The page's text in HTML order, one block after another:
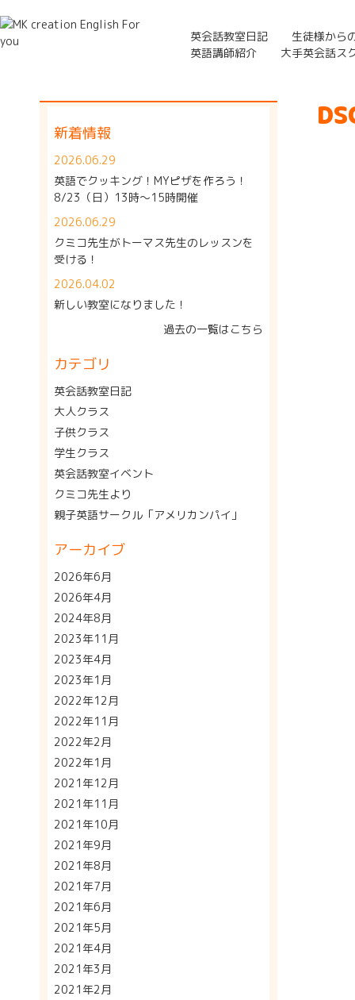
英会話教室日記
生徒様から
英語講師紹介
大手英会話ス
新着情報
2026.06.29
英語でクッキング！MYピザを作ろう！
8/23（日）13時～15時開催
2026.06.29
クミコ先生がトーマス先生のレッスンを
受ける！
2026.04.02
新しい教室になりました！
過去の一覧はこちら
カテゴリ
英会話教室日記
大人クラス
子供クラス
学生クラス
英会話教室イベント
クミコ先生より
親子英語サークル「アメリカンパイ」
アーカイブ
2026年6月
2026年4月
2024年8月
2023年11月
2023年4月
2023年1月
2022年12月
2022年11月
2022年2月
2022年1月
2021年12月
2021年11月
2021年10月
2021年9月
2021年8月
2021年7月
2021年6月
2021年5月
2021年4月
2021年3月
2021年2月